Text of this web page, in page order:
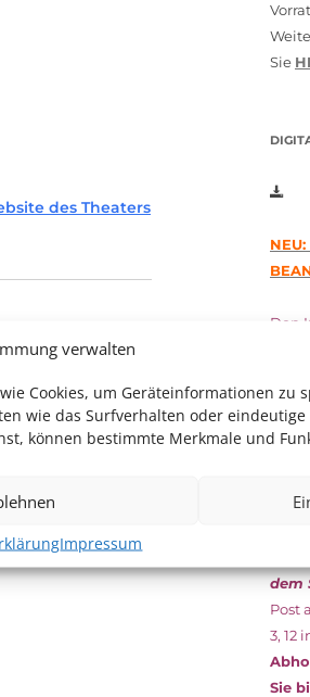
verwalten
Cookies, um Geräteinformationen zu
wie das Surfverhalten oder
können bestimmte Merkmale und
Impressum
des Theaters
Sie
Den
es
dem
das
dem
Post
3, 12
Sie